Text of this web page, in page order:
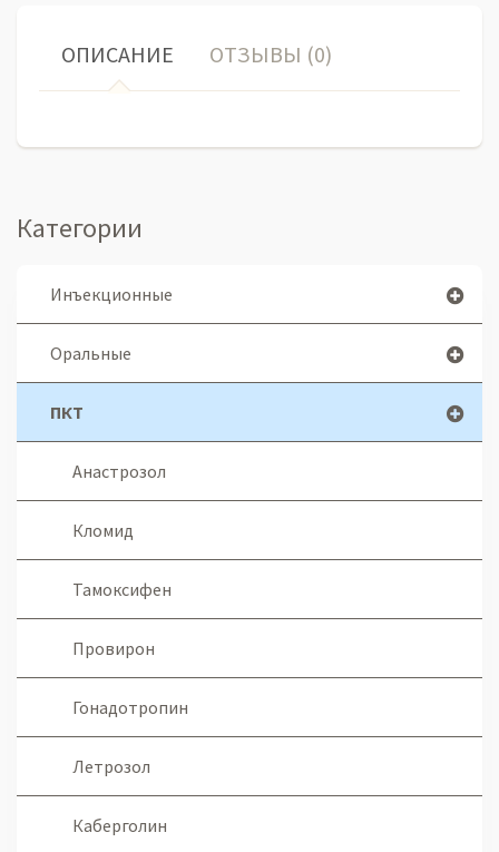
ОПИСАНИЕ ОТЗЫВЫ (0)
Категории
Инъекционные
Оральные
ПКТ
Анастрозол
Кломид
Тамоксифен
Провирон
Гонадотропин
Летрозол
Каберголин